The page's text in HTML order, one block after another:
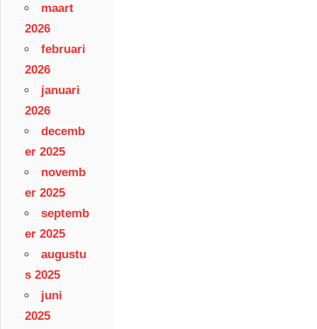
maart
2026
februari
2026
januari
2026
decemb
er 2025
novemb
er 2025
septemb
er 2025
augustu
s 2025
juni
2025